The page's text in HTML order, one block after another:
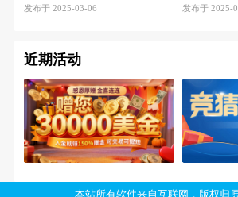
发布于 2025-03-06 发布于 2025-
近期活动
本站所有软件来自互联网，版权归